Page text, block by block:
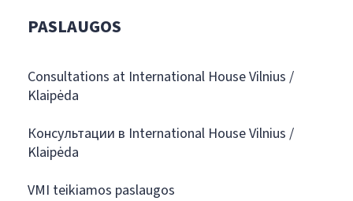
PASLAUGOS
Consultations at International House Vilnius /
Klaipėda
Консультации в International House Vilnius /
Klaipėda
VMI teikiamos paslaugos